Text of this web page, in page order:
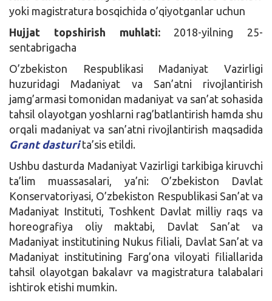
yoki magistratura bosqichida o’qiyotganlar uchun
Hujjat topshirish muhlati:2018-yilning 25-
sentabrigacha
O’zbekiston Respublikasi Madaniyat Vazirligi
huzuridagi Madaniyat va San’atni rivojlantirish
jamg’armasi tomonidan madaniyat va san’at sohasida
tahsil olayotgan yoshlarni rag’batlantirish hamda shu
orqali madaniyat va san’atni rivojlantirish maqsadida
Grant dasturita’sis etildi.
Ushbu dasturda Madaniyat Vazirligi tarkibiga kiruvchi
ta’lim muassasalari, ya’ni: O’zbekiston Davlat
Konservatoriyasi, O’zbekiston Respublikasi San’at va
Madaniyat Instituti, Toshkent Davlat milliy raqs va
horeografiya oliy maktabi, Davlat San’at va
Madaniyat institutining Nukus filiali, Davlat San’at va
Madaniyat institutining Farg’ona viloyati filiallarida
tahsil olayotgan bakalavr va magistratura talabalari
ishtirok etishi mumkin.